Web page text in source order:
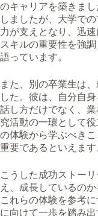
のキャリアを築きま
しましたが、大学で
力が支えとなり、迅
スキルの重要性を強
語っています。
また、別の卒業生は
した。彼は、自分自
話し方だけでなく、
究活動の一環として
の体験から学ぶべき
重要であるといえます
こうした成功ストー
え、成長しているの
これらの体験を参考
に向けて一歩を踏み